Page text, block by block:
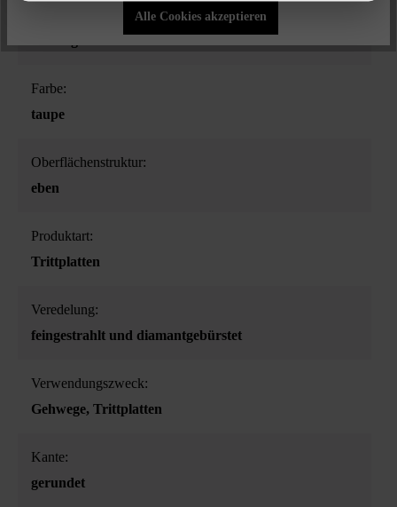
Farbe:
taupe
Oberflächenstruktur:
eben
Produktart:
Trittplatten
Veredelung:
feingestrahlt und diamantgebürstet
Verwendungszweck:
Gehwege, Trittplatten
Kante:
gerundet
Alle Cookies akzeptieren